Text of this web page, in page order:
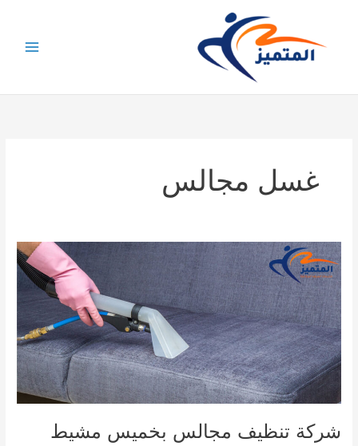
المحتوى
غسل مجالس
شركة تنظيف مجالس بخميس مشيط